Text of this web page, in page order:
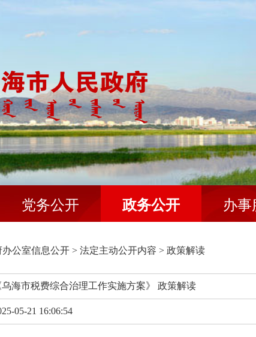
党务公开 政务公开 办事
办公室信息公开 > 法定主动公开内容 > 政策解读
乌海市税费综合治理工作实施方案》 政策解读
05-21 16:06:54